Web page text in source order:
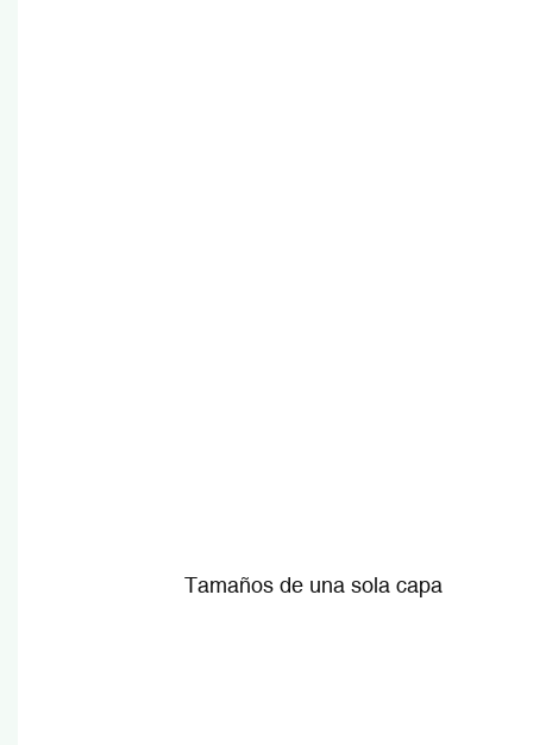
Tamaños de una sola capa